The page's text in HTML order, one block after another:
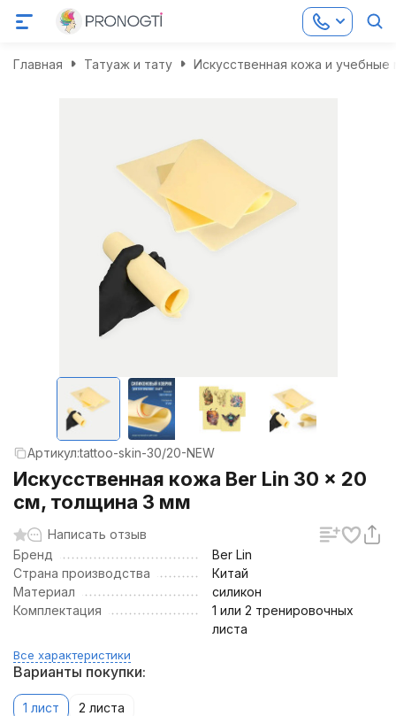
Главная Татуаж и тату Искусственная кожа и учебные
Артикул:tattoo-skin-30/20-NEW
Искусственная кожа Ber Lin 30 × 20
см, толщина 3 мм
Написать отзыв
Бренд
Ber Lin
Страна производства
Китай
Материал
силикон
Комплектация
1 или 2 тренировочных
листа
Все характеристики
Варианты покупки:
1 лист 2 листа